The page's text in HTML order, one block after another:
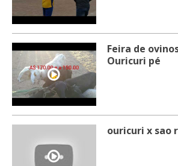
Feira de
Ouricuri pé
ouricuri x sao